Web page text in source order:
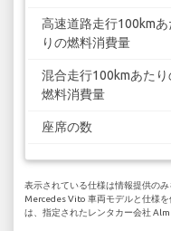
高速道路走行100kmあ
りの燃料消費量
混合走行100kmあたり
燃料消費量
座席の数
表示されている仕様は情報提供の
Mercedes Vito 車両モデルと仕様
は、指定されたレンタカー会社